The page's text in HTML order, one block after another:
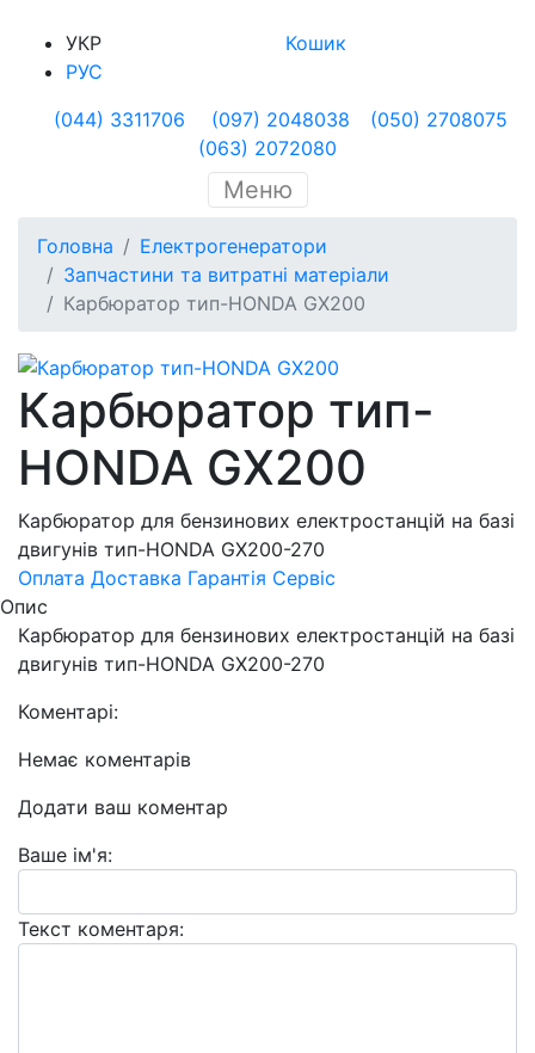
УКР
РУС
Кошик
(044) 3311706 (097) 2048038
(050) 2708075
(063) 2072080
Меню
Головна
Електрогенератори
Запчастини та витратні матеріали
Карбюратор тип-HONDA GX200
Карбюратор тип-
HONDA GX200
Карбюратор для бензинових електростанцій на базі
двигунів тип-HONDA GX200-270
Оплата Доставка Гарантія Сервіс
Опис
Карбюратор для бензинових електростанцій на базі
двигунів тип-HONDA GX200-270
Коментарі:
Немає коментарів
Додати ваш коментар
Ваше ім'я:
Текст коментаря: